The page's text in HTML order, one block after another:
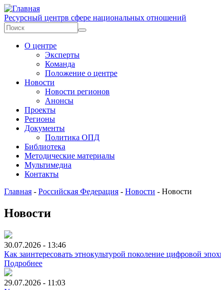
Перейти к основному содержанию
Ресурсный центрв сфере национальных отношений
О центре
Эксперты
Команда
Положение о центре
Новости
Новости регионов
Анонсы
Проекты
Регионы
Документы
Политика ОПД
Библиотека
Методические материалы
Мультимедиа
Контакты
Главная - Российская Федерация - Новости - Новости
Новости
30.07.2026 - 13:46
Как заинтересовать этнокультурой поколение цифровой
Подробнее
29.07.2026 - 11:03